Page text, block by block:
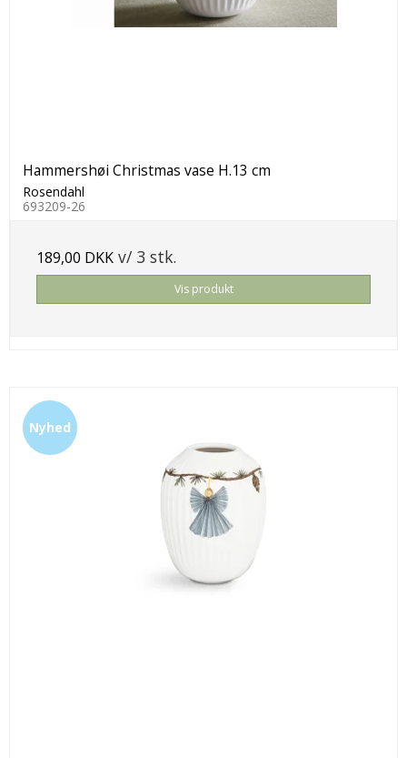
Hammershøi Christmas vase H.13 cm
Rosendahl
693209-26
189,00 DKK v/ 3 stk.
Vis produkt
Nyhed